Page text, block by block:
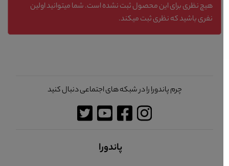
هیچ نظری برای این محصول ثبت نشده است. شما میتوانید اولین
نفری باشید که نظری ثبت میکند.
چرم پاندورا را در شبکه های اجتماعی دنبال کنید
پاندورا